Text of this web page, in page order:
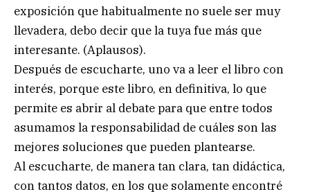
exposición que habitualmente no suele ser muy
llevadera, debo decir que la tuya fue más que
interesante. (Aplausos).
Después de escucharte, uno va a leer el libro con
interés, porque este libro, en definitiva, lo que
permite es abrir al debate para que entre todos
asumamos la responsabilidad de cuáles son las
mejores soluciones que pueden plantearse.
Al escucharte, de manera tan clara, tan didáctica,
con tantos datos, en los que solamente encontré